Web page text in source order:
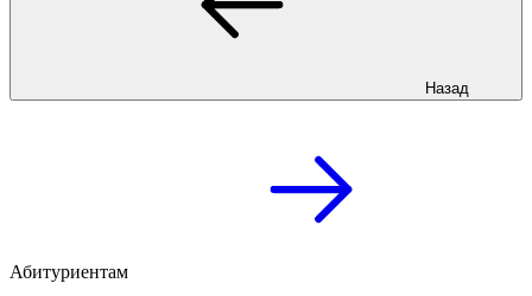
Назад
Абитуриентам